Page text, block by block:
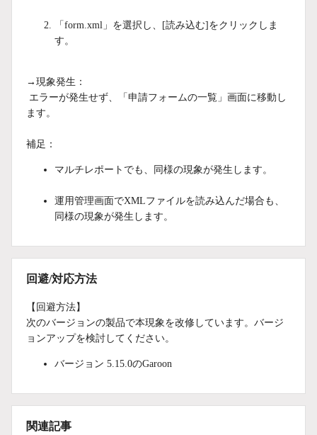
「form.xml」を選択し、[読み込む]をクリックしま
す。
→現象発生：
エラーが発生せず、「申請フォームの一覧」画面に移動し
ます。
補足：
マルチレポートでも、同様の現象が発生します。
運用管理画面でXMLファイルを読み込んだ場合も、
同様の現象が発生します。
回避/対応方法
【回避方法】
次のバージョンの製品で本現象を改修しています。バージ
ョンアップを検討してください。
バージョン 5.15.0のGaroon
関連記事